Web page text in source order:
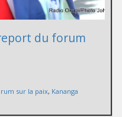
du forum
sur la paix, Kananga